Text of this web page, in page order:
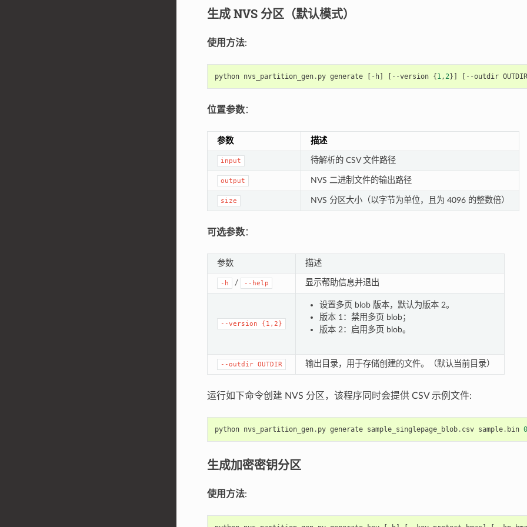
生成 NVS 分区（默认模式）
使用方法:
python nvs_partition_gen. py generate [ - h] [ --version {1,2}] [ --outdir OUTDIR
位置参数：
参数 描述
input 待解析的 CSV 文件路径
output NVS 二进制文件的输出路径
size NVS 分区大小（以字节为单位，且为 4096 的整数倍）
可选参数：
参数 描述
-h / --help 显示帮助信息并退出
--version {1,2}
设置多页 blob 版本，默认为版本 2。
版本 1：禁用多页 blob；
版本 2：启用多页 blob。
--outdir OUTDIR 输出目录，用于存储创建的文件。（默认当前目录）
运行如下命令创建 NVS 分区，该程序同时会提供 CSV 示例文件:
python nvs_partition_gen. py generate sample_singlepage_blob. csv sample. bin
生成加密密钥分区
使用方法: